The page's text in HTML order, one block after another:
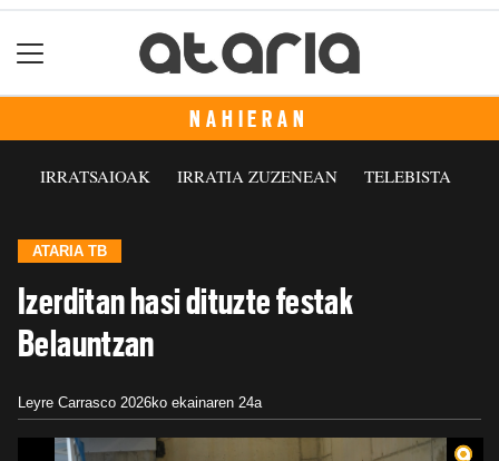
NAHIERAN
IRRATSAIOAK IRRATIA ZUZENEAN TELEBISTA
ATARIA TB
Izerditan hasi dituzte festak
Belauntzan
Leyre Carrasco 2026ko ekainaren 24a